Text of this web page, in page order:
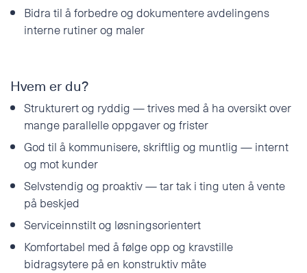
Bidra til å forbedre og dokumentere avdelingens
interne rutiner og maler
Hvem er du?
Strukturert og ryddig — trives med å ha oversikt over
mange parallelle oppgaver og frister
God til å kommunisere, skriftlig og muntlig — internt
og mot kunder
Selvstendig og proaktiv — tar tak i ting uten å vente
på beskjed
Serviceinnstilt og løsningsorientert
Komfortabel med å følge opp og kravstille
bidragsytere på en konstruktiv måte